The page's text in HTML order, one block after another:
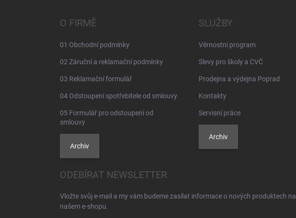
O FIRMĚ
01 Obchodní podmínky
02 Záruční a reklamační podmínky
03 Reklamační formulář
04 Odstoupení spotřebitele od smlouvy
05 Formulář pro odstoupení od
smlouvy
Archiv
SLUŽBY
Věrnostní program
Slevy pro školy a CVČ
Prodejna a výdejna Poprad
Kontakty
Servisní práce
Archiv
ODEBÍRAT NEWSLETTER
Vložte svůj e-mail a my vám budeme zasílat informace o nových produktech na
našem e-shopu.